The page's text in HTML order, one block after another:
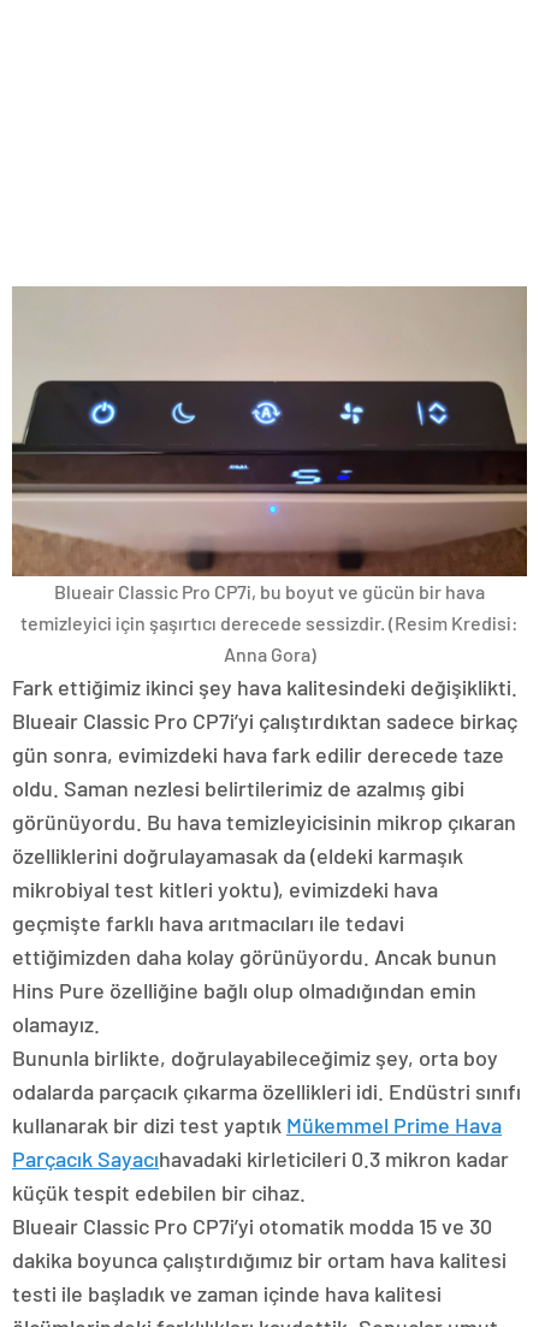
Blueair Classic Pro CP7i, bu boyut ve gücün bir hava
temizleyici için şaşırtıcı derecede sessizdir. (Resim Kredisi:
Anna Gora)
Fark ettiğimiz ikinci şey hava kalitesindeki değişiklikti.
Blueair Classic Pro CP7i’yi çalıştırdıktan sadece birkaç
gün sonra, evimizdeki hava fark edilir derecede taze
oldu. Saman nezlesi belirtilerimiz de azalmış gibi
görünüyordu. Bu hava temizleyicisinin mikrop çıkaran
özelliklerini doğrulayamasak da (eldeki karmaşık
mikrobiyal test kitleri yoktu), evimizdeki hava
geçmişte farklı hava arıtmacıları ile tedavi
ettiğimizden daha kolay görünüyordu. Ancak bunun
Hins Pure özelliğine bağlı olup olmadığından emin
olamayız.
Bununla birlikte, doğrulayabileceğimiz şey, orta boy
odalarda parçacık çıkarma özellikleri idi. Endüstri sınıfı
kullanarak bir dizi test yaptık Mükemmel Prime Hava
Parçacık Sayacıhavadaki kirleticileri 0.3 mikron kadar
küçük tespit edebilen bir cihaz.
Blueair Classic Pro CP7i’yi otomatik modda 15 ve 30
dakika boyunca çalıştırdığımız bir ortam hava kalitesi
testi ile başladık ve zaman içinde hava kalitesi